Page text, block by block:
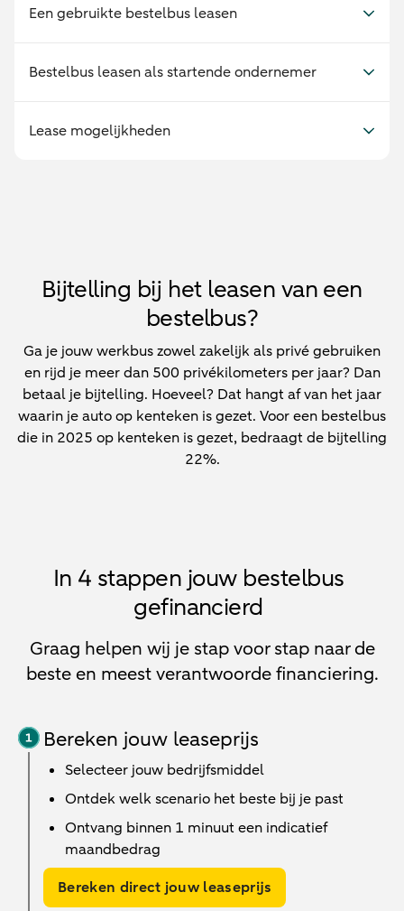
Een gebruikte bestelbus leasen
Bestelbus leasen als startende ondernemer
Lease mogelijkheden
Bijtelling bij het leasen van een
bestelbus?
Ga je jouw werkbus zowel zakelijk als privé gebruiken
en rijd je meer dan 500 privékilometers per jaar? Dan
betaal je bijtelling. Hoeveel? Dat hangt af van het jaar
waarin je auto op kenteken is gezet. Voor een bestelbus
die in 2025 op kenteken is gezet, bedraagt de bijtelling
22%.
In 4 stappen jouw bestelbus
gefinancierd
Graag helpen wij je stap voor stap naar de
beste en meest verantwoorde financiering.
Bereken jouw leaseprijs
Selecteer jouw bedrijfsmiddel
Ontdek welk scenario het beste bij je past
Ontvang binnen 1 minuut een indicatief
maandbedrag
Bereken direct jouw leaseprijs